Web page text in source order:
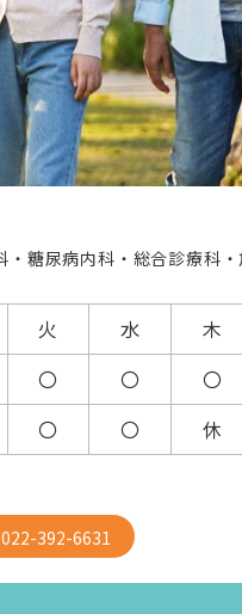
糖尿病内科・総合診療科
火 水 木
〇 〇 〇
〇 〇 休
392-6631